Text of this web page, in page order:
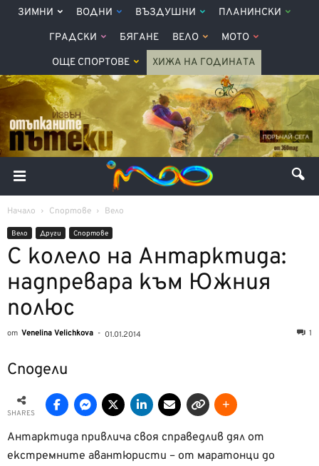
ЗИМНИ ВОДНИ ВЪЗДУШНИ ПЛАНИНСКИ
ГРАДСКИ БЯГАНЕ ВЕЛО МОТО
ОЩЕ СПОРТОВЕ ХИЖА НА ГОДИНАТА
Начало Спортове Вело
Вело Други Спортове
С колело на Антарктида:
надпревара към Южния
полюс
от Venelina Velichkova - 01.01.2014 1
Сподели
SHARES
Антарктида привлича своя справедлив дял от
екстремните авантюристи – от маратонци до